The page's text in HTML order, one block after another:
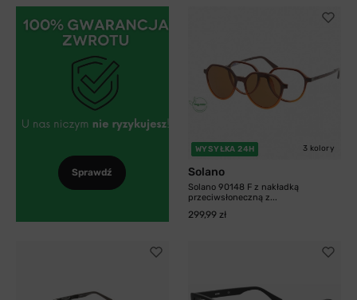
Sprawdź
WYSYŁKA 24H 3 kolory
Solano
Solano 90148 F z nakładką
przeciwsłoneczną z...
299,99 zł